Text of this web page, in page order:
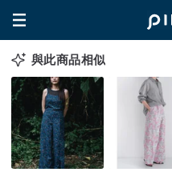
與此商品相似